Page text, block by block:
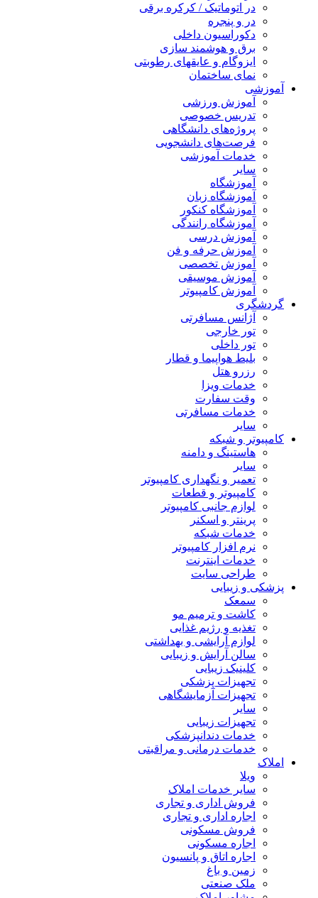
در اتوماتیک / کرکره برقی
در و پنجره
دکوراسیون داخلی
برق و هوشمند سازی
ایزوگام و عایقهای رطوبتی
نمای ساختمان
آموزشی
آموزش ورزشی
تدریس خصوصی
پروژه‌های دانشگاهی
فرصت‌های دانشجویی
خدمات آموزشی
سایر
آموزشگاه
آموزشگاه زبان
آموزشگاه کنکور
آموزشگاه رانندگی
آموزش درسی
آموزش حرفه و فن
آموزش تخصصی
آموزش موسیقی
آموزش کامپیوتر
گردشگری
آژانس مسافرتی
تور خارجی
تور داخلی
بلیط هواپیما و قطار
رزرو هتل
خدمات ویزا
وقت سفارت
خدمات مسافرتی
سایر
کامپیوتر و شبکه
هاستینگ و دامنه
سایر
تعمیر و نگهداری کامپیوتر
کامپیوتر و قطعات
لوازم جانبی کامپیوتر
پرینتر و اسکنر
خدمات شبکه
نرم افزار کامپیوتر
خدمات اینترنت
طراحی سایت
پزشکی و زیبایی
سمعک
کاشت و ترمیم مو
تغذیه و رژیم غذایی
لوازم آرایشی و بهداشتی
سالن آرایش و زیبایی
کلینیک زیبایی
تجهیزات پزشکی
تجهیزات آزمایشگاهی
سایر
تجهیزات زیبایی
خدمات دندانپزشکی
خدمات درمانی و مراقبتی
املاک
ویلا
سایر خدمات املاک
فروش اداری و تجاری
اجاره اداری و تجاری
فروش مسکونی
اجاره مسکونی
اجاره اتاق و پانسیون
زمین و باغ
ملک صنعتی